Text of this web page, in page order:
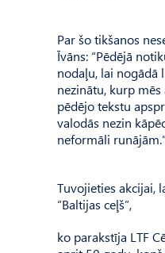
Par šo tikšanos
Īvāns: “Pēdējā
nodaļu, lai nogādā
nezinātu, kurp
pēdējo tekstu
valodās nezin
neformāli runājām.”
Tuvojieties akcijai,
“Baltijas ceļš”,
ko parakstīja LTF